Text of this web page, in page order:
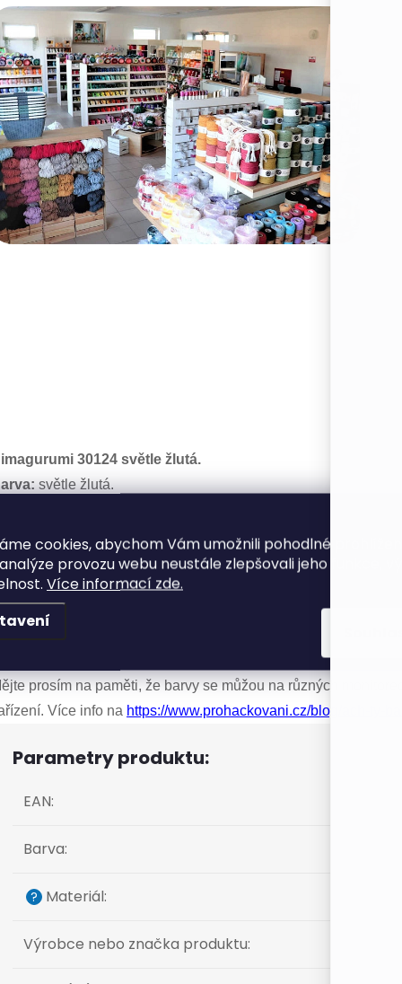
cookies, abychom Vám umožnili pohodlné
provozu webu neustále zlepšovali jeho funkce,
Více informací zde.
30124 světle žlutá.
světle žlutá.
/ Jehlice: Naše doporučení je vel. 3 - 3,5 (prodejce uvádí
vzorek 10 x 10 cm:
je příjemná měkká příze vhodná zejména
prosím na paměti, že barvy se můžou na různých
Více info na https://www.prohackovani.cz/blog/ach-ty-
Parametry produktu:
EAN:
Barva:
? Materiál:
Výrobce nebo značka produktu: